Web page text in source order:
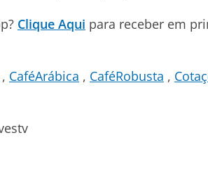
Clique Aqui para receber em
CaféArábica CaféRobusta